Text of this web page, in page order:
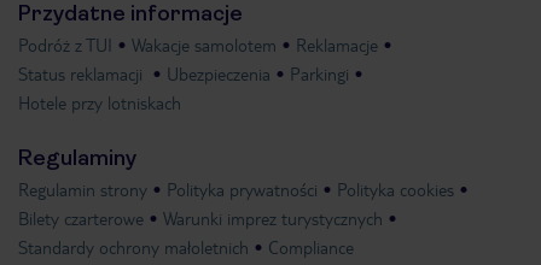
Przydatne informacje
Podróż z TUI Wakacje samolotem
Reklamacje
Status reklamacji
Ubezpieczenia
Parkingi
Hotele przy lotniskach
Regulaminy
Regulamin strony Polityka prywatności
Polityka cookies
Bilety czarterowe
Warunki imprez turystycznych
Standardy ochrony małoletnich
Compliance